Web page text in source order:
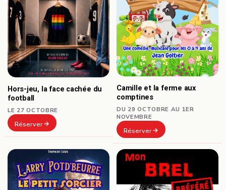
Hors-jeu, la face cachée du
football
LE 27 OCTOBRE
Réserver
Camille et la ferme aux
comptines
DU 29 OCTOBRE AU 1ER
NOVEMBRE
Réserver